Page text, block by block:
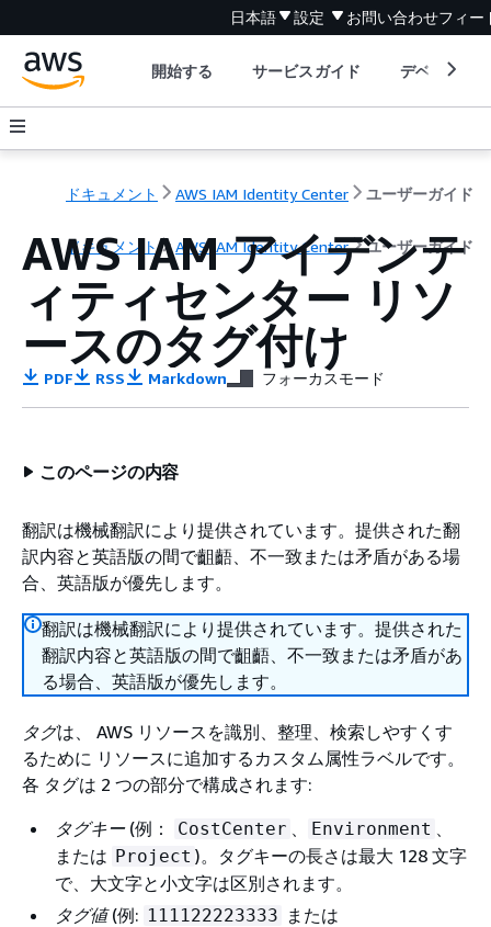
日本語 設定 お問い合わせフィー
開始する サービスガイド デベロッパ
ドキュメント AWS IAM Identity Center ユーザーガイド
ドキュメント AWS IAM Identity Center ユーザーガイド
AWS IAM アイデンテ
ィティセンター リソ
ースのタグ付け
PDF RSS Markdown フォーカスモード
このページの内容
翻訳は機械翻訳により提供されています。提供された翻
訳内容と英語版の間で齟齬、不一致または矛盾がある場
合、英語版が優先します。
翻訳は機械翻訳により提供されています。提供された
翻訳内容と英語版の間で齟齬、不一致または矛盾があ
る場合、英語版が優先します。
タグは、 AWS リソースを識別、整理、検索しやすくす
るために リソースに追加するカスタム属性ラベルです。
各 タグは 2 つの部分で構成されます:
タグキー(例： CostCenter 、 Environment 、
または Project )。タグキーの長さは最大 128 文字
で、大文字と小文字は区別されます。
タグ値(例: 111122223333 または